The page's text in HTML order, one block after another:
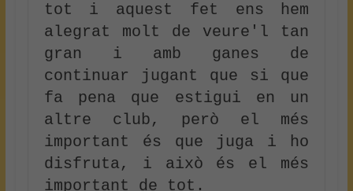
tot i aquest fet ens hem
alegrat molt de veure'l tan
gran i amb ganes de
continuar jugant que si que
fa pena que estigui en un
altre club, però el més
important és que juga i ho
disfruta, i això és el més
important de tot.